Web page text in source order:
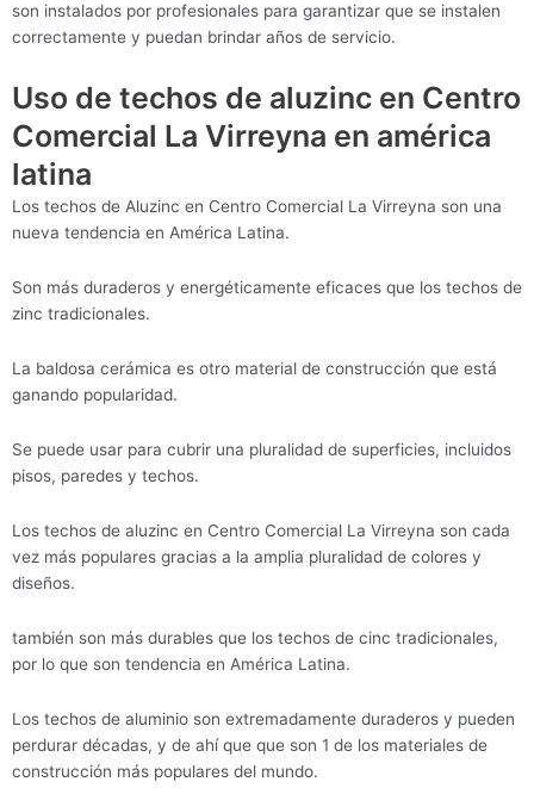
son instalados por profesionales para garantizar que se instalen
correctamente y puedan brindar años de servicio.
Uso de techos de aluzinc en Centro
Comercial La Virreyna en américa
latina
Los techos de Aluzinc en Centro Comercial La Virreyna son una
nueva tendencia en América Latina.
Son más duraderos y energéticamente eficaces que los techos de
zinc tradicionales.
La baldosa cerámica es otro material de construcción que está
ganando popularidad.
Se puede usar para cubrir una pluralidad de superficies, incluidos
pisos, paredes y techos.
Los techos de aluzinc en Centro Comercial La Virreyna son cada
vez más populares gracias a la amplia pluralidad de colores y
diseños.
también son más durables que los techos de cinc tradicionales,
por lo que son tendencia en América Latina.
Los techos de aluminio son extremadamente duraderos y pueden
perdurar décadas, y de ahí que que son 1 de los materiales de
construcción más populares del mundo.